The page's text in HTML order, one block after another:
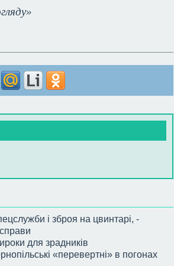
і зброя на цвинтарі, -
для зрадників
«перевертні» в погонах